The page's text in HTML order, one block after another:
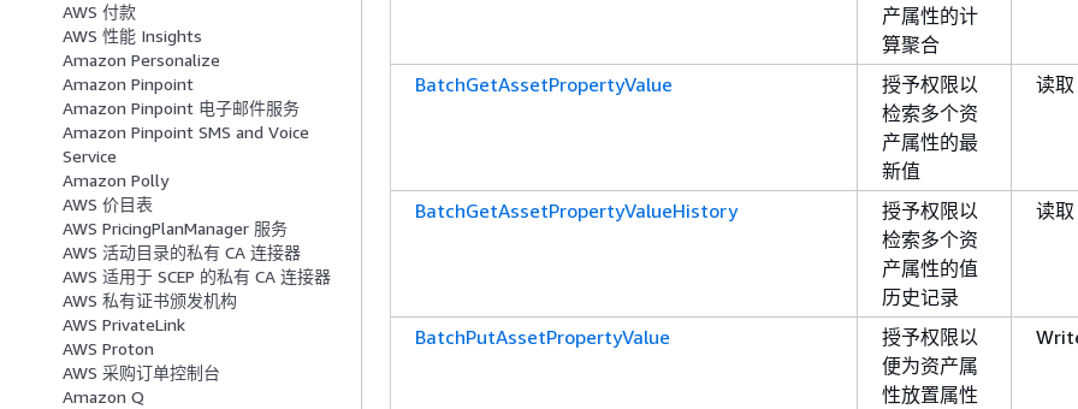
AWS 付款
AWS 性能 Insights
Amazon Personalize
Amazon Pinpoint
Amazon Pinpoint 电子邮件服务
Amazon Pinpoint SMS and Voice
Service
Amazon Polly
AWS 价目表
AWS PricingPlanManager 服务
AWS 活动目录的私有 CA 连接器
AWS 适用于 SCEP 的私有 CA 连接器
AWS 私有证书颁发机构
AWS PrivateLink
AWS Proton
AWS 采购订单控制台
Amazon Q
产属性的计
算聚合
BatchGetAssetPropertyValue
授予权限以
检索多个资
产属性的最
新值
读取
BatchGetAssetPropertyValueHistory
授予权限以
检索多个资
产属性的值
历史记录
读取
BatchPutAssetPropertyValue
授予权限以
便为资产属
性放置属性